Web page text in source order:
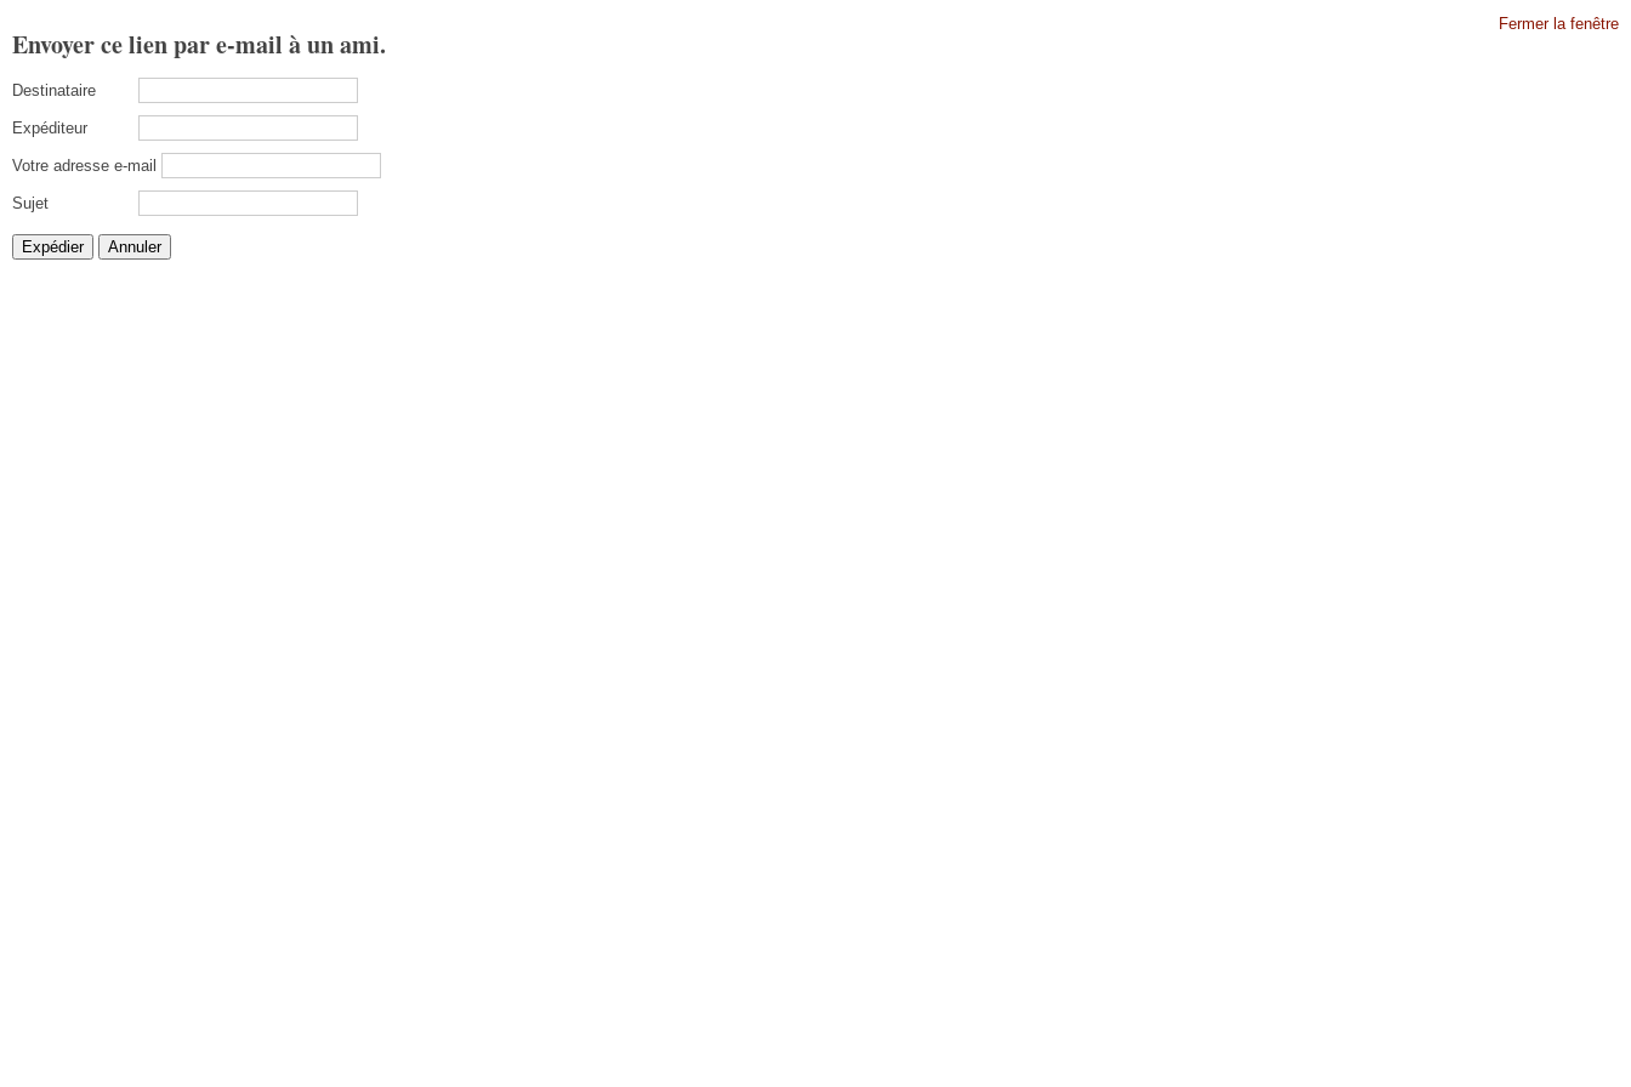
Envoyer ce lien par e-mail à un ami.
Fermer la fenêtre
Destinataire
Expéditeur
Votre adresse e-mail
Sujet
Expédier Annuler